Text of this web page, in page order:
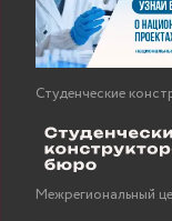
Студенческие
Межрегиональный